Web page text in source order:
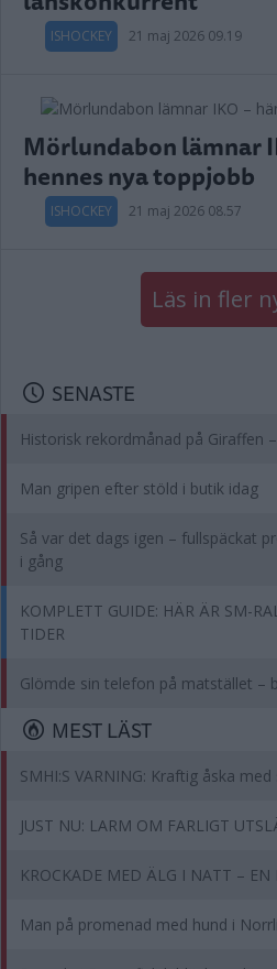
ISHOCKEY 21 maj 2026 09.19
Mörlundabon lämnar
hennes nya toppjobb
ISHOCKEY 21 maj 2026 08.57
Läs in fler
SENASTE
Historisk rekordmånad på Giraffen
Man gripen efter stöld i butik idag
Så var det dags igen – fullspäckat
i gång
KOMPLETT GUIDE: HÄR ÄR SM-
TIDER
Glömde sin telefon på matstället –
MEST LÄST
SMHI:S VARNING: Kraftig åska
JUST NU: LARM OM FARLIGT
KROCKADE MED ÄLG I NATT – EN
Man på promenad med hund i